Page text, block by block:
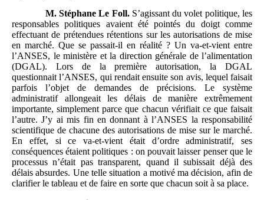
M. Stéphane Le Foll.S’agissant du volet politique, les
responsables politiques avaient été pointés du doigt comme
effectuant de prétendues rétentions sur les autorisations de mise
en marché. Que se passait-il en réalité ? Un va-et-vient entre
l’ANSES, le ministère et la direction générale de l’alimentation
(DGAL). Lors de la première autorisation, la DGAL
questionnait l’ANSES, qui rendait ensuite son avis, lequel faisait
parfois l’objet de demandes de précisions. Le système
administratif allongeait les délais de manière extrêmement
importante, simplement parce que chacun vérifiait ce que faisait
l’autre. J’y ai mis fin en donnant à l’ANSES la responsabilité
scientifique de chacune des autorisations de mise sur le marché.
En effet, si ce va-et-vient était d’ordre administratif, ses
conséquences étaient politiques : on pouvait laisser penser que le
processus n’était pas transparent, quand il subissait déjà des
délais absurdes. Une telle situation a motivé ma décision, afin de
clarifier le tableau et de faire en sorte que chacun soit à sa place.